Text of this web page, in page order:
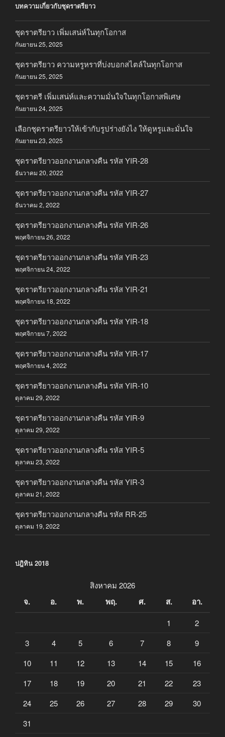
บทความเกี่ยวกับชุดราตรียาว
ชุดราตรียาว เพิ่มเสน่ห์ในทุกโอกาส
กันยายน 25, 2025
ชุดราตรียาว ความหรูหราที่บ่งบอกสไตล์ในทุกโอกาส
กันยายน 25, 2025
ชุดราตรี เพิ่มเสน่ห์และความมั่นใจในทุกโอกาสพิเศษ
กันยายน 24, 2025
เลือกชุดราตรียาวให้เข้ากับรูปร่างยังไง ให้ดูหรูและมั่นใจ
กันยายน 23, 2025
ชุดราตรียาวออกงานกลางคืน รหัส YIR-28
ธันวาคม 20, 2022
ชุดราตรียาวออกงานกลางคืน รหัส YIR-27
ธันวาคม 2, 2022
ชุดราตรียาวออกงานกลางคืน รหัส YIR-26
พฤศจิกายน 26, 2022
ชุดราตรียาวออกงานกลางคืน รหัส YIR-23
พฤศจิกายน 24, 2022
ชุดราตรียาวออกงานกลางคืน รหัส YIR-21
พฤศจิกายน 18, 2022
ชุดราตรียาวออกงานกลางคืน รหัส YIR-18
พฤศจิกายน 7, 2022
ชุดราตรียาวออกงานกลางคืน รหัส YIR-17
พฤศจิกายน 4, 2022
ชุดราตรียาวออกงานกลางคืน รหัส YIR-10
ตุลาคม 29, 2022
ชุดราตรียาวออกงานกลางคืน รหัส YIR-9
ตุลาคม 29, 2022
ชุดราตรียาวออกงานกลางคืน รหัส YIR-5
ตุลาคม 23, 2022
ชุดราตรียาวออกงานกลางคืน รหัส YIR-3
ตุลาคม 21, 2022
ชุดราตรียาวออกงานกลางคืน รหัส RR-25
ตุลาคม 19, 2022
ปฎิทิน 2018
สิงหาคม 2026
จ. อ. พ. พฤ. ศ. ส. อา.
1
2
3
4 5 6 7 8
9
10
11 12 13 14 15
16
17
18 19 20 21 22
23
24
25 26 27 28 29
30
31